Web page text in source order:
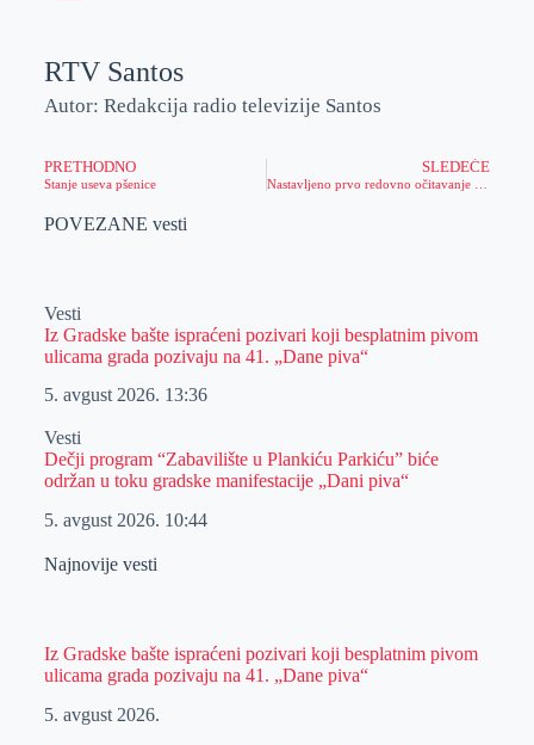
RTV Santos
Autor: Redakcija radio televizije Santos
PRETHODNO
Stanje useva pšenice
SLEDEĆE
POVEZANE vesti
Vesti
Iz Gradske bašte ispraćeni pozivari koji besplatnim pivom
ulicama grada pozivaju na 41. „Dane piva“
5. avgust 2026. 13:36
Vesti
Dečji program “Zabavilište u Plankiću Parkiću” biće
održan u toku gradske manifestacije „Dani piva“
5. avgust 2026. 10:44
Najnovije vesti
Iz Gradske bašte ispraćeni pozivari koji besplatnim pivom
ulicama grada pozivaju na 41. „Dane piva“
5. avgust 2026.